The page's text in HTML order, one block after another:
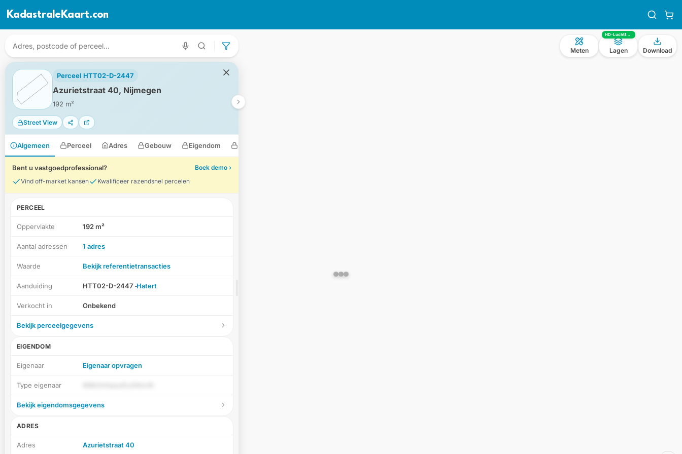
KadastraleKaart.com
Perceel HTT02-D-2447
Azurietstraat 40, Nijmegen
192 m²
Street View
Algemeen Perceel Adres Gebouw Eigendom
Bent u vastgoedprofessional?
Boek demo ›
Vind off-market kansen
Kwalificeer razendsnel percelen
PERCEEL
Oppervlakte 192 m²
Aantal adressen 1 adres
Waarde Bekijk referentietransacties
Aanduiding HTT02-D-2447 -Hatert
Verkocht in Onbekend
Bekijk perceelgegevens
EIGENDOM
Eigenaar Eigenaar opvragen
Type eigenaar
Bekijk eigendomsgegevens
ADRES
Adres Azurietstraat 40
Meten
HD-Luchtfoto
Lagen Download